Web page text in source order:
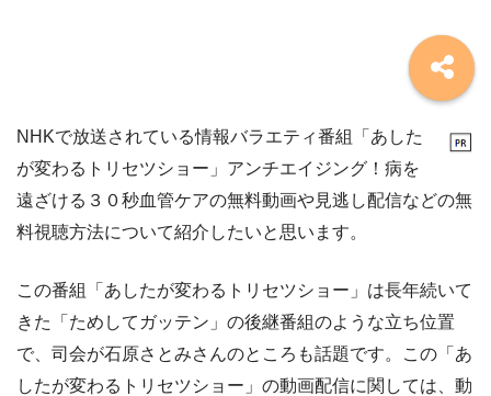
NHKで放送されている情報バラエティ番組「あした
が変わるトリセツショー」アンチエイジング！病を
遠ざける３０秒血管ケアの無料動画や見逃し配信などの無
料視聴方法について紹介したいと思います。
この番組「あしたが変わるトリセツショー」は長年続いて
きた「ためしてガッテン」の後継番組のような立ち位置
で、司会が石原さとみさんのところも話題です。この「あ
したが変わるトリセツショー」の動画配信に関しては、動